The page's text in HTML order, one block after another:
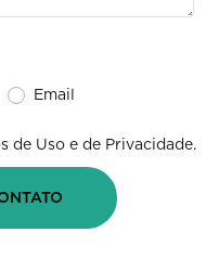
Email
de Uso e de Privacidade.